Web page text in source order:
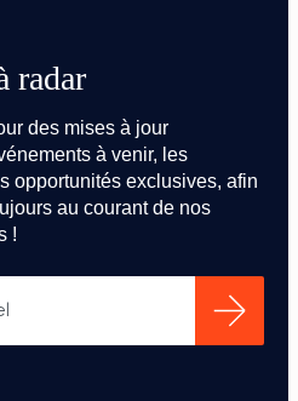
radar
des mises à jour
à venir, les
opportunités exclusives, afin
au courant de nos
!